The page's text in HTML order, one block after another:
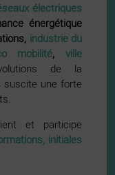
électriques
énergétique
industrie du
mobilité,ville
de la
suscite une forte
et participe
initiales